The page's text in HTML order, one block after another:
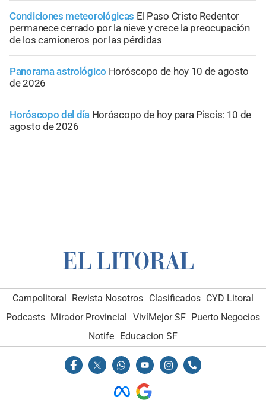
Condiciones meteorológicas El Paso Cristo Redentor
permanece cerrado por la nieve y crece la preocupación
de los camioneros por las pérdidas
Panorama astrológico Horóscopo de hoy 10 de agosto
de 2026
Horóscopo del día Horóscopo de hoy para Piscis: 10 de
agosto de 2026
Campolitoral Revista Nosotros Clasificados CYD Litoral
Podcasts Mirador Provincial VivíMejor SF Puerto Negocios
Notife Educacion SF